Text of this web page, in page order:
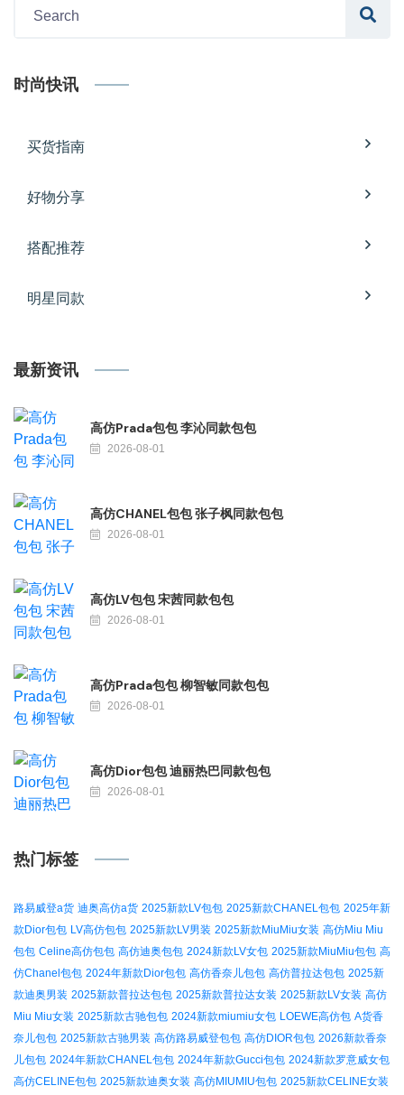
时尚快讯
买货指南
好物分享
搭配推荐
明星同款
最新资讯
高仿Prada包包 李沁同款包包
2026-08-01
高仿CHANEL包包 张子枫同款包包
2026-08-01
高仿LV包包 宋茜同款包包
2026-08-01
高仿Prada包包 柳智敏同款包包
2026-08-01
高仿Dior包包 迪丽热巴同款包包
2026-08-01
热门标签
路易威登a货 迪奥高仿a货 2025新款LV包包 2025新款CHANEL包包 2025年新
款Dior包包 LV高仿包包 2025新款LV男装 2025新款MiuMiu女装 高仿Miu Miu
包包 Celine高仿包包 高仿迪奥包包 2024新款LV女包 2025新款MiuMiu包包 高
仿Chanel包包 2024年新款Dior包包 高仿香奈儿包包 高仿普拉达包包 2025新
款迪奥男装 2025新款普拉达包包 2025新款普拉达女装 2025新款LV女装 高仿
Miu Miu女装 2025新款古驰包包 2024新款miumiu女包 LOEWE高仿包 A货香
奈儿包包 2025新款古驰男装 高仿路易威登包包 高仿DIOR包包 2026新款香奈
儿包包 2024年新款CHANEL包包 2024年新款Gucci包包 2024新款罗意威女包
高仿CELINE包包 2025新款迪奥女装 高仿MIUMIU包包 2025新款CELINE女装